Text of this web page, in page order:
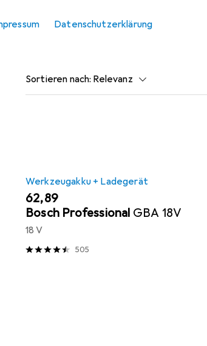
Datenschutzerklärung
Sortieren nach: Relevanz
Werkzeugakku + Ladegerät
EUR
62,89
Bosch Professional GBA 18V
18 V
505